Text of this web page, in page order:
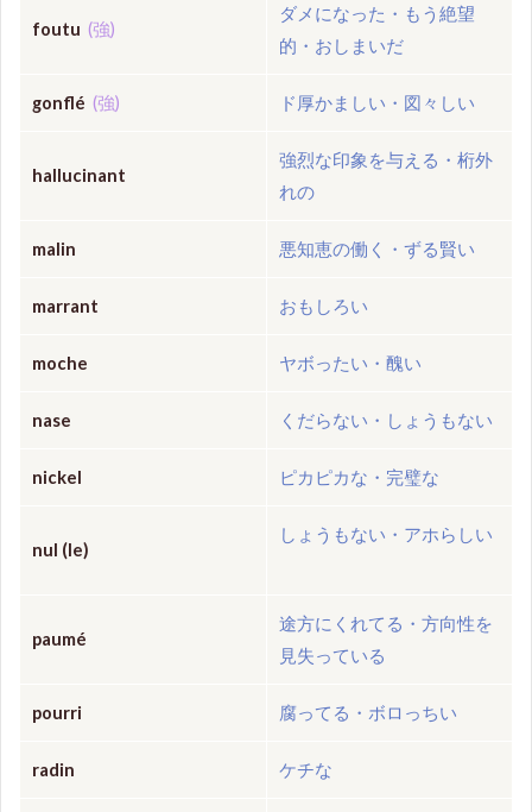
foutu (強)
ダメになった・もう絶望
的・おしまいだ
gonflé (強) ド厚かましい・図々しい
hallucinant
強烈な印象を与える・桁外
れの
malin 悪知恵の働く・ずる賢い
marrant おもしろい
moche ヤボったい・醜い
nase くだらない・しょうもない
nickel ピカピカな・完璧な
nul (le)
しょうもない・アホらしい
paumé
途方にくれてる ・方向性を
見失っている
pourri 腐ってる・ボロっちい
radin ケチな